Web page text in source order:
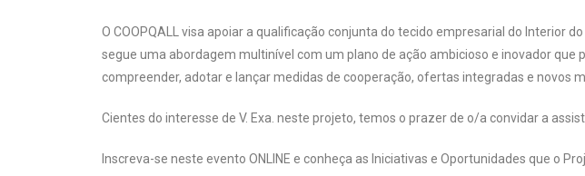
O COOPQALL visa apoiar a qualificação conjunta do tecido empresarial do Interior
segue uma abordagem multinível com um plano de ação ambicioso e inovador
compreender, adotar e lançar medidas de cooperação, ofertas integradas e novos
Cientes do interesse de V. Exa. neste projeto, temos o prazer de o/a convidar a
Inscreva-se neste evento ONLINE e conheça as Iniciativas e Oportunidades que o